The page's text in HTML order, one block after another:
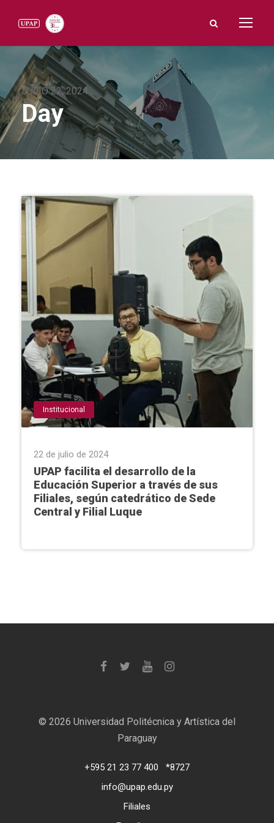
JULIO 22, 2024
Day
Institucional
22 de julio de 2024
UPAP facilita el desarrollo de la
Educación Superior a través de sus
Filiales, según catedrático de Sede
Central y Filial Luque
© 2026 Universidad Politécnica y Artística del
Paraguay
+595 21 23 77 400
*8727
info@upap.edu.py
Filiales